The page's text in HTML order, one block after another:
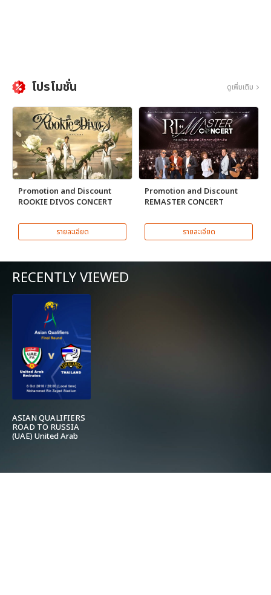
โปรโมชั่น ดูเพิ่มเติม
Promotion and Discount
ROOKIE DIVOS CONCERT
รายละเอียด
Promotion and Discount
REMASTER CONCERT
รายละเอียด
RECENTLY VIEWED
ASIAN QUALIFIERS
ROAD TO RUSSIA
(UAE) United Arab